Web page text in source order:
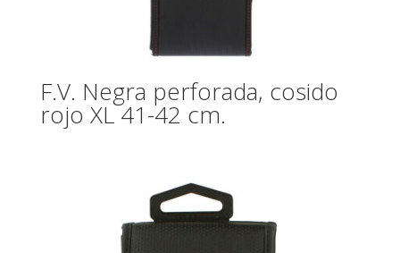
F.V. Negra perforada, cosido
rojo XL 41-42 cm.